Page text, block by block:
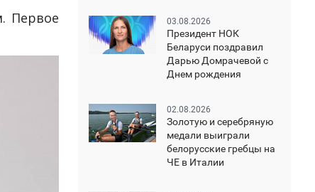
Первое
03.08.2026
Президент НОК
Беларуси поздравил
Дарью Домрачевой с
Днем рождения
02.08.2026
Золотую и серебряную
медали выиграли
белорусские гребцы на
ЧЕ в Италии